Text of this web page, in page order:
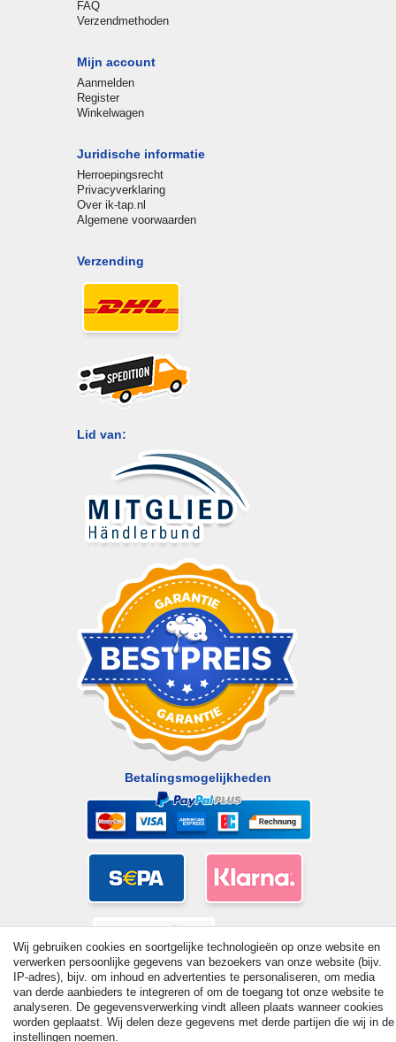
FAQ
Verzendmethoden
Mijn account
Aanmelden
Register
Winkelwagen
Juridische informatie
Herroepingsrecht
Privacyverklaring
Over ik-tap.nl
Algemene voorwaarden
Verzending
Lid van:
Betalingsmogelijkheden
Wij gebruiken cookies en soortgelijke technologieën op onze website en
verwerken persoonlijke gegevens van bezoekers van onze website (bijv.
IP-adres), bijv. om inhoud en advertenties te personaliseren, om media
van derde aanbieders te integreren of om de toegang tot onze website te
analyseren. De gegevensverwerking vindt alleen plaats wanneer cookies
worden geplaatst. Wij delen deze gegevens met derde partijen die wij in de
instellingen noemen.